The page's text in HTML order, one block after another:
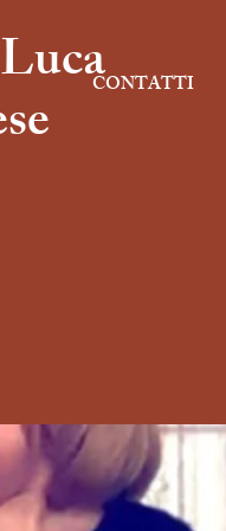
CONTATTI